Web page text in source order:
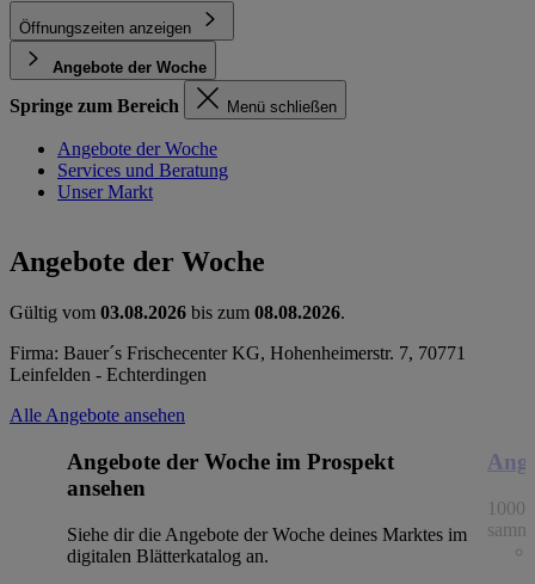
Öffnungszeiten anzeigen
Angebote der Woche
Springe zum Bereich Menü schließen
Angebote der Woche
Services und Beratung
Unser Markt
Angebote der Woche
Gültig vom 03.08.2026 bis zum 08.08.2026.
Firma: Bauer´s Frischecenter KG, Hohenheimerstr. 7, 70771
Leinfelden - Echterdingen
Alle Angebote ansehen
Angebote der Woche im Prospekt
ansehen
Siehe dir die Angebote der Woche deines Marktes im
digitalen Blätterkatalog an.
1000